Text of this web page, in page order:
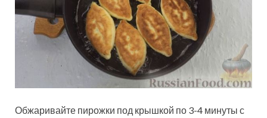
Обжаривайте пирожки под крышкой по 3-4 минуты с